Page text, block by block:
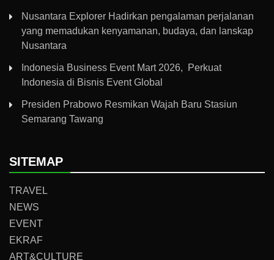
Nusantara Explorer Hadirkan pengalaman perjalanan
yang memadukan kenyamanan, budaya, dan lanskap
Nusantara
Indonesia Business Event Mart 2026, Perkuat
Indonesia di Bisnis Event Global
Presiden Prabowo Resmikan Wajah Baru Stasiun
Semarang Tawang
SITEMAP
TRAVEL
NEWS
EVENT
EKRAF
ART&CULTURE